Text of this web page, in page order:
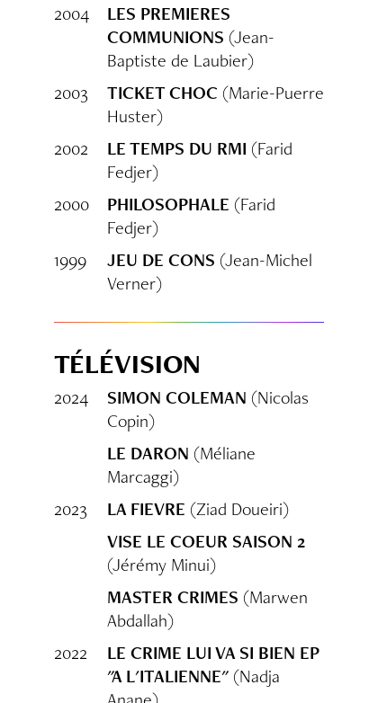
2004
LES PREMIERES
COMMUNIONS (Jean-
Baptiste de Laubier)
2003
TICKET CHOC (Marie-Puerre
Huster)
2002
LE TEMPS DU RMI (Farid
Fedjer)
2000
PHILOSOPHALE (Farid
Fedjer)
1999
JEU DE CONS (Jean-Michel
Verner)
TÉLÉVISION
2024 SIMON COLEMAN (Nicolas
Copin)
LE DARON (Méliane
Marcaggi)
2023
LA FIEVRE (Ziad Doueiri)
VISE LE COEUR SAISON 2
(Jérémy Minui)
MASTER CRIMES (Marwen
Abdallah)
2022
LE CRIME LUI VA SI BIEN EP
"A L'ITALIENNE" (Nadja